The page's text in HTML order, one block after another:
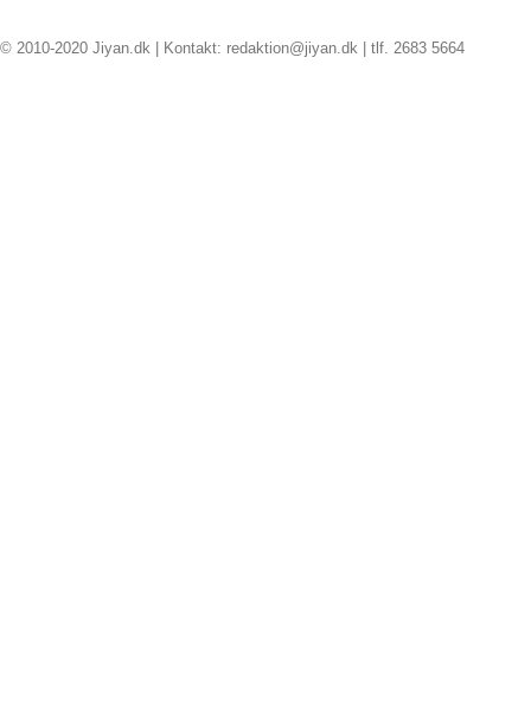
© 2010-2020 Jiyan.dk | Kontakt: redaktion@jiyan.dk | tlf. 2683 5664